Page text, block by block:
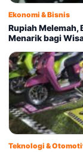
Ekonomi & Bisnis
Rupiah Melemah,
Menarik bagi
Teknologi &